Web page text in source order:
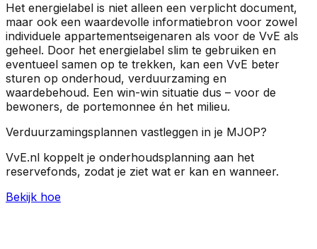
Het energielabel is niet alleen een verplicht document,
maar ook een waardevolle informatiebron voor zowel
individuele appartementseigenaren als voor de VvE als
geheel. Door het energielabel slim te gebruiken en
eventueel samen op te trekken, kan een VvE beter
sturen op onderhoud, verduurzaming en
waardebehoud. Een win-win situatie dus – voor de
bewoners, de portemonnee én het milieu.
Verduurzamingsplannen vastleggen in je MJOP?
VvE.nl koppelt je onderhoudsplanning aan het
reservefonds, zodat je ziet wat er kan en wanneer.
Bekijk hoe